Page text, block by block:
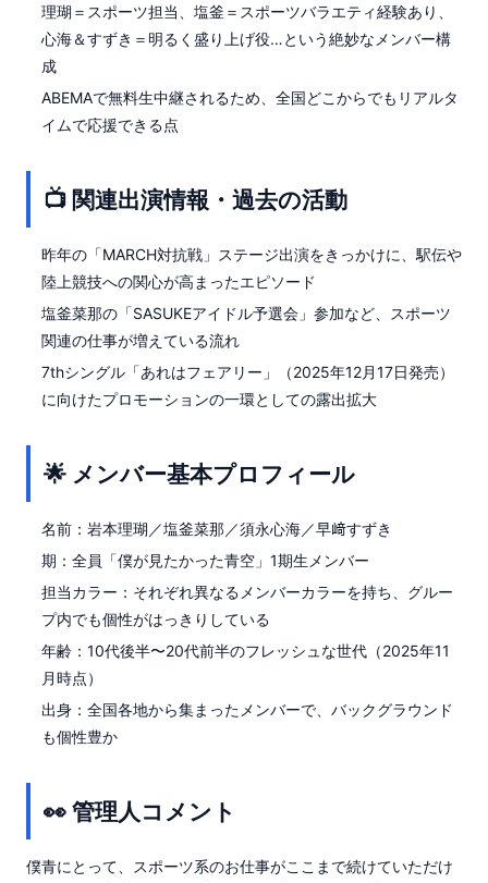
理瑚＝スポーツ担当、塩釜＝スポーツバラエティ経験あり、
心海＆すずき＝明るく盛り上げ役…という絶妙なメンバー構
成
ABEMAで無料生中継されるため、全国どこからでもリアルタ
イムで応援できる点
📺 関連出演情報・過去の活動
昨年の「MARCH対抗戦」ステージ出演をきっかけに、駅伝や
陸上競技への関心が高まったエピソード
塩釜菜那の「SASUKEアイドル予選会」参加など、スポーツ
関連の仕事が増えている流れ
7thシングル「あれはフェアリー」（2025年12月17日発売）
に向けたプロモーションの一環としての露出拡大
🌟 メンバー基本プロフィール
名前：岩本理瑚／塩釜菜那／須永心海／早﨑すずき
期：全員「僕が見たかった青空」1期生メンバー
担当カラー：それぞれ異なるメンバーカラーを持ち、グルー
プ内でも個性がはっきりしている
年齢：10代後半〜20代前半のフレッシュな世代（2025年11
月時点）
出身：全国各地から集まったメンバーで、バックグラウンド
も個性豊か
👀 管理人コメント
僕青にとって、スポーツ系のお仕事がここまで続けていただけ